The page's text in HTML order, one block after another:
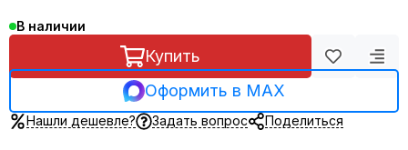
В наличии
Купить
Оформить в MAX
Нашли дешевле? Задать вопрос Поделиться